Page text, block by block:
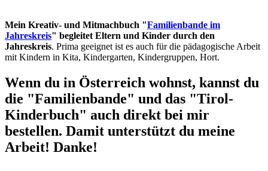
Mein Kreativ- und Mitmachbuch "Familienbande im
Jahreskreis" begleitet Eltern und Kinder durch den
Jahreskreis. Prima geeignet ist es auch für die pädagogische Arbeit
mit Kindern in Kita, Kindergarten, Kindergruppen, Hort.
Wenn du in Österreich wohnst, kannst du
die "Familienbande" und das "Tirol-
Kinderbuch" auch direkt bei mir
bestellen. Damit unterstützt du meine
Arbeit! Danke!